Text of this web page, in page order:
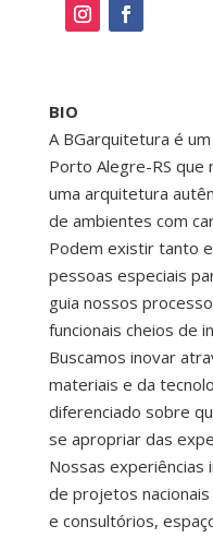
BIO
A BGarquitetura é
Porto Alegre-RS que
uma arquitetura
de ambientes com
Podem existir tanto
pessoas especiais
guia nossos
funcionais cheios de
Buscamos inovar
materiais e da
diferenciado sobre
se apropriar das
Nossas experiências
de projetos nacionais
e consultórios,